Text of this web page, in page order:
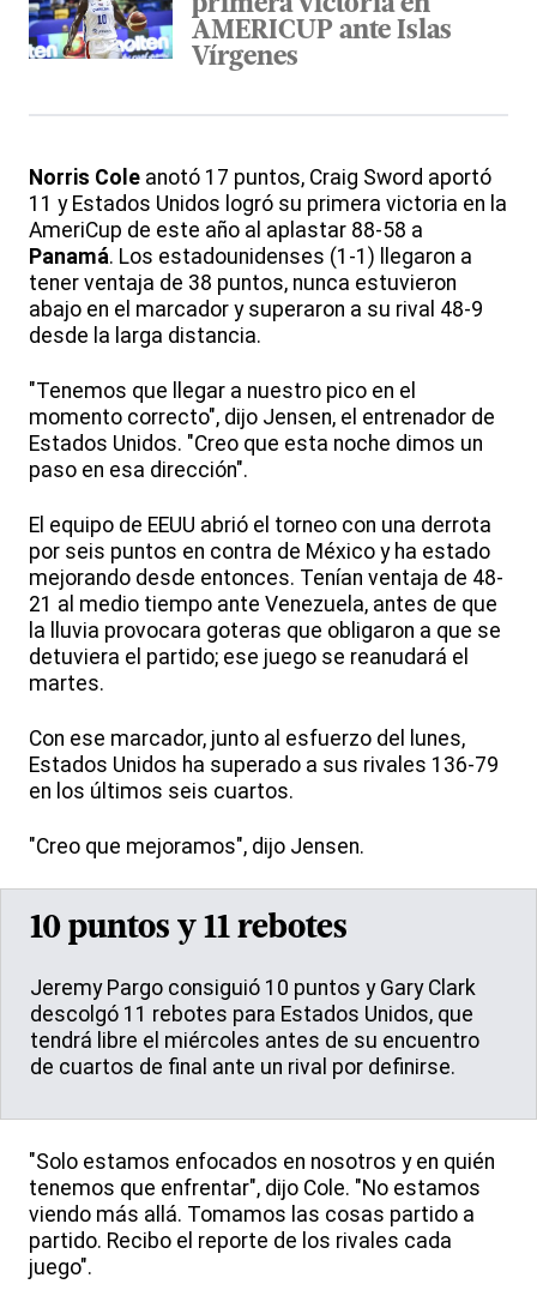
AMERICUP ante Islas
Vírgenes
Norris Cole anotó 17 puntos, Craig Sword aportó
11 y Estados Unidos logró su primera victoria en la
AmeriCup de este año al aplastar 88-58 a
Panamá. Los estadounidenses (1-1) llegaron a
tener ventaja de 38 puntos, nunca estuvieron
abajo en el marcador y superaron a su rival 48-9
desde la larga distancia.
"Tenemos que llegar a nuestro pico en el
momento correcto", dijo Jensen, el entrenador de
Estados Unidos. "Creo que esta noche dimos un
paso en esa dirección".
El equipo de EEUU abrió el torneo con una derrota
por seis puntos en contra de México y ha estado
mejorando desde entonces. Tenían ventaja de 48-
21 al medio tiempo ante Venezuela, antes de que
la lluvia provocara goteras que obligaron a que se
detuviera el partido; ese juego se reanudará el
martes.
Con ese marcador, junto al esfuerzo del lunes,
Estados Unidos ha superado a sus rivales 136-79
en los últimos seis cuartos.
"Creo que mejoramos", dijo Jensen.
10 puntos y 11 rebotes
Jeremy Pargo consiguió 10 puntos y Gary Clark
descolgó 11 rebotes para Estados Unidos, que
tendrá libre el miércoles antes de su encuentro
de cuartos de final ante un rival por definirse.
"Solo estamos enfocados en nosotros y en quién
tenemos que enfrentar", dijo Cole. "No estamos
viendo más allá. Tomamos las cosas partido a
partido. Recibo el reporte de los rivales cada
juego".